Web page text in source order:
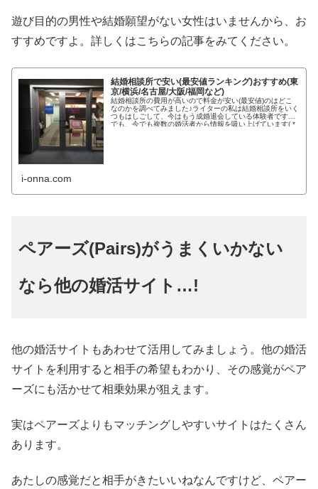
遊び目的の男性や結婚願望がない女性はいませんから、お
すすめですよ。詳しくはこちらの記事をみてください。
結婚相談所で安い(最安値ランキング)おすすめ(東
京/横浜/名古屋/大阪/福岡など)
結婚相談所の費用が高いので料金が安い(最安値)のはどこ
なのかを調べてみました♪ライターの私は結婚相談所をいく
つもはしごして、今はもう成婚退会している体験者です。
でも、今でも複数の婚活者から情報を吸い上げています( *
i-onna.com
ペアーズ(Pairs)がうまくいかない
なら他の婚活サイト…!
他の婚活サイトもあわせて活用してみましょう。他の婚活
サイトを利用すると相手の希望もわかり、その感覚がペア
ーズにも活かせて相乗効果が狙えます。
実はペアーズよりもマッチングしやすいサイトはたくさん
あります。
あたしの感覚だと相手がきたいいねなんですけど、ペアー